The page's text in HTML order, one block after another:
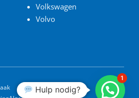
Volkswagen
Volvo
Hulp nodig?
1